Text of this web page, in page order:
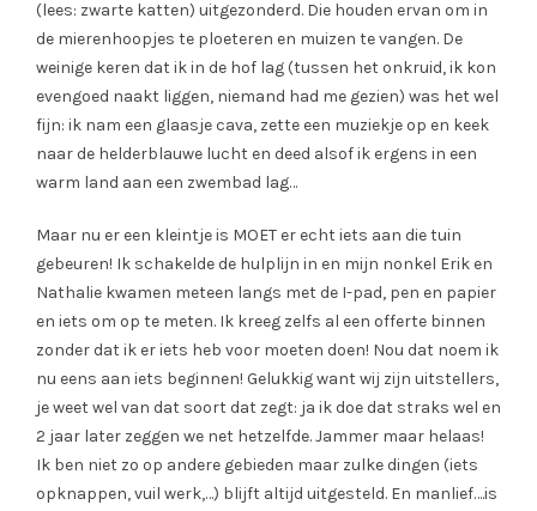
(lees: zwarte katten) uitgezonderd. Die houden ervan om in
de mierenhoopjes te ploeteren en muizen te vangen. De
weinige keren dat ik in de hof lag (tussen het onkruid, ik kon
evengoed naakt liggen, niemand had me gezien) was het wel
fijn: ik nam een glaasje cava, zette een muziekje op en keek
naar de helderblauwe lucht en deed alsof ik ergens in een
warm land aan een zwembad lag…
Maar nu er een kleintje is MOET er echt iets aan die tuin
gebeuren! Ik schakelde de hulplijn in en mijn nonkel Erik en
Nathalie kwamen meteen langs met de I-pad, pen en papier
en iets om op te meten. Ik kreeg zelfs al een offerte binnen
zonder dat ik er iets heb voor moeten doen! Nou dat noem ik
nu eens aan iets beginnen! Gelukkig want wij zijn uitstellers,
je weet wel van dat soort dat zegt: ja ik doe dat straks wel en
2 jaar later zeggen we net hetzelfde. Jammer maar helaas!
Ik ben niet zo op andere gebieden maar zulke dingen (iets
opknappen, vuil werk,…) blijft altijd uitgesteld. En manlief….is